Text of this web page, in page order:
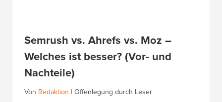
Semrush vs. Ahrefs vs. Moz –
Welches ist besser? (Vor- und
Nachteile)
Von Redaktion | Offenlegung durch Leser